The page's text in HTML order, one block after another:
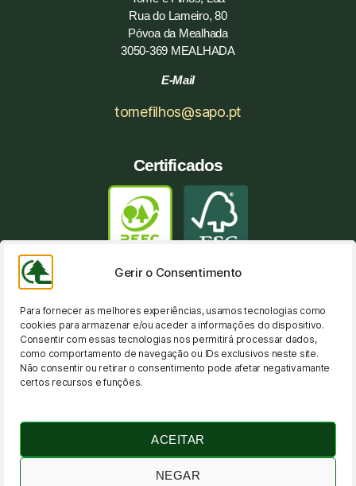
Gerir o Consentimento
Para fornecer as melhores experiências, usamos tecnologias como
cookies para armazenar e/ou aceder a informações do dispositivo.
Consentir com essas tecnologias nos permitirá processar dados,
como comportamento de navegação ou IDs exclusivos neste site.
Não consentir ou retirar o consentimento pode afetar negativamante
certos recursos e funções.
ACEITAR
NEGAR
Rua do Lameiro, 80
Póvoa da Mealhada
3050-369 MEALHADA
E-Mail
tomefilhos@sapo.pt
Certificados
Prémios
Política de Privacidade